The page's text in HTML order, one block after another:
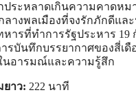
ประหลาดเกินความคาดหม
ลางพลเมืองที่จงรักภักดีแล
หารที่ทำการรัฐประหาร
ารบันทึกบรรยากาศของสี่เ
นอารมณ์และความรู้สึก
ยาว: 222 นาที